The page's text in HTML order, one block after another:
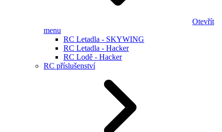
Otevřít
menu
RC Letadla - SKYWING
RC Letadla - Hacker
RC Lodě - Hacker
RC příslušenství